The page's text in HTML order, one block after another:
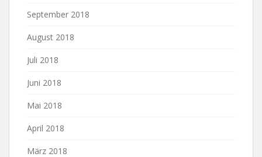
September 2018
August 2018
Juli 2018
Juni 2018
Mai 2018
April 2018
März 2018